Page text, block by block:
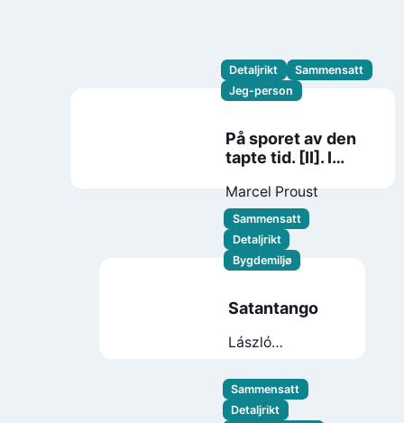
Detaljrikt
Sammensatt
Jeg-person
På sporet av den
tapte tid. [II]. I
blomst
Marcel Proust
Sammensatt
Detaljrikt
Bygdemiljø
Satantango
László
Sammensatt
Detaljrikt